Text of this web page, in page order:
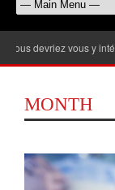
vous y intéresser ?
MONTH